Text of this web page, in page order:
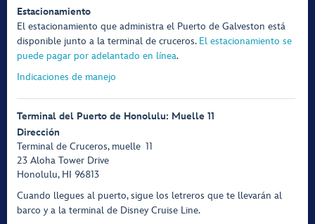
Estacionamiento
El estacionamiento que administra el Puerto de Galveston está
disponible junto a la terminal de cruceros. El estacionamiento se
puede pagar por adelantado en línea.
Indicaciones de manejo
Terminal del Puerto de Honolulu: Muelle 11
Dirección
Terminal de Cruceros, muelle 11
23 Aloha Tower Drive
Honolulu, HI 96813
Cuando llegues al puerto, sigue los letreros que te llevarán al
barco y a la terminal de Disney Cruise Line.